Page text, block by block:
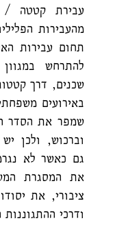
עבירת קטטה /
מהעבירות
תחום עבירות
להתרחש
שכנים, דרך
באירועים
שמפר את הסדר
וברכוש, ולכן
גם כאשר לא
את המסגרת
ציבורי, את
ודרכי